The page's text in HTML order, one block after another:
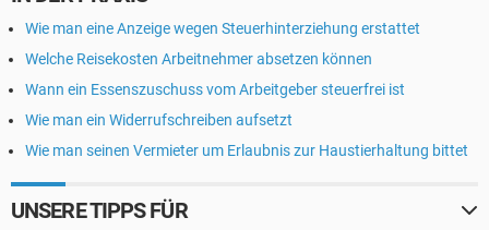
Wie man eine Anzeige wegen Steuerhinterziehung erstattet
Welche Reisekosten Arbeitnehmer absetzen können
Wann ein Essenszuschuss vom Arbeitgeber steuerfrei ist
Wie man ein Widerrufschreiben aufsetzt
Wie man seinen Vermieter um Erlaubnis zur Haustierhaltung bittet
UNSERE TIPPS FÜR